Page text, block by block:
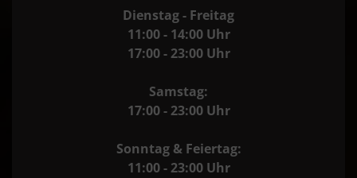
Dienstag - Freitag
11:00 - 14:00 Uhr
17:00 - 23:00 Uhr
Samstag:
17:00 - 23:00 Uhr
Sonntag & Feiertag:
11:00 - 23:00 Uhr